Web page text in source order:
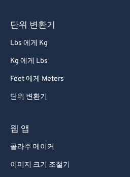
단위 변환기
Lbs 에게 Kg
Kg 에게 Lbs
Feet 에게 Meters
단위 변환기
웹 앱
콜라주 메이커
이미지 크기 조절기